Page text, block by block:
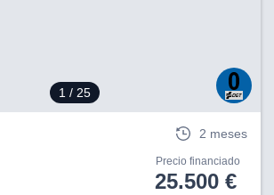
1 / 25
2 meses
Precio financiado
25.500 €